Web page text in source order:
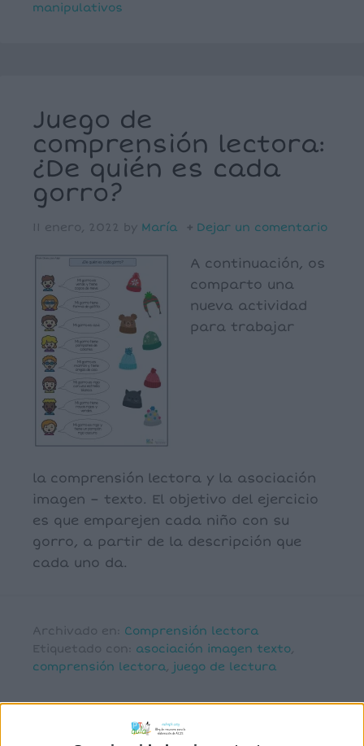
manipulativos
Juego de
comprensión lectora:
¿De quién es cada
gorro?
11 enero, 2022 by María Dejar un comentario
A continuación, os
comparto una
nueva actividad
para trabajar
la comprensión lectora y la asociación
imagen – texto. El objetivo del ejercicio
es que emparejen cada niño con su
gorro, a partir de la descripción que
cada uno da.
Archivado en: Comprensión lectora
Etiquetado con: asociación imagen texto,
comprensión lectora, juego de lectura